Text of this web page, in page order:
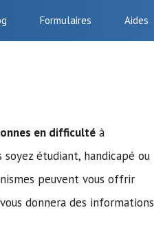
Formulaires Aides
en difficulté à
étudiant, handicapé ou
peuvent vous offrir
donnera des informations